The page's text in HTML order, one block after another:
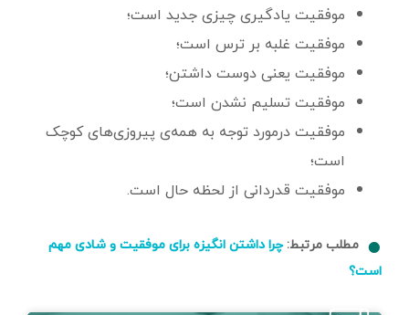
موفقیت یادگیری چیزی جدید است؛
موفقیت غلبه بر ترس است؛
موفقیت یعنی دوست داشتن؛
موفقیت تسلیم نشدن است؛
موفقیت درمورد توجه به همه‌ی پیروزی‌های کوچک
است؛
موفقیت قدردانی از لحظه حال است.
مطلب مرتبط:چرا داشتن انگیزه برای موفقیت و شادی مهم
است؟